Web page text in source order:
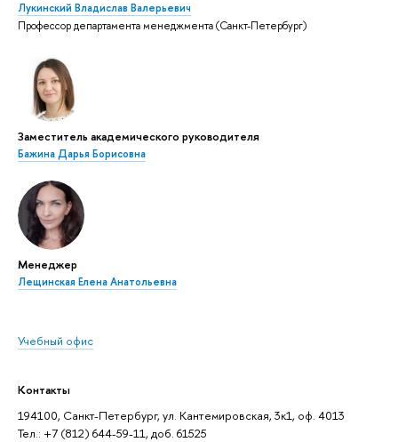
Лукинский Владислав Валерьевич
Профессор департамента менеджмента (Санкт-Петербург)
Заместитель академического руководителя
Бажина Дарья Борисовна
Менеджер
Лещинская Елена Анатольевна
Учебный офис
Контакты
194100, Санкт-Петербург, ул. Кантемировская, 3к1, оф. 4013
Тел.: +7 (812) 644-59-11, доб. 61525